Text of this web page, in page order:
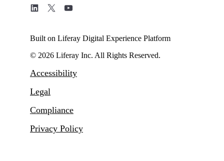
Built on Liferay Digital Experience Platform
© 2026 Liferay Inc. All Rights Reserved.
Accessibility
Legal
Compliance
Privacy Policy